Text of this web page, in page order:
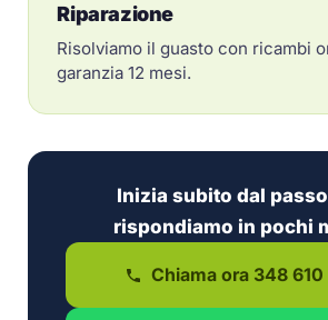
Riparazione
Risolviamo il guasto con ricambi
garanzia 12 mesi.
Inizia subito dal
rispondiamo in pochi
Chiama ora 348